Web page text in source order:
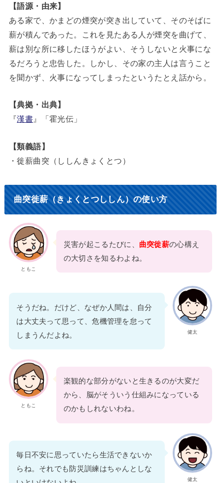
【語源・由来】
ある家で、かまどの煙突が突き出していて、そのそばに
薪が積んであった。これを見たある人が煙突を曲げて、
薪は別な所に移したほうがよい、そうしないと火事にな
るだろうと忠告した。しかし、その家の主人は言うこと
を聞かず、火事になってしまったというたとえ話から。
【典拠・出典】
『漢書 』「霍光伝」
【類義語】
・徙薪曲突（ししんきょくとつ）
曲突徙薪（きょくとつししん）の使い方
ともこ
災害が起こるたびに、 曲突徙薪の心構え
の大切さを知るわよね。
健太
そうだね。だけど、なぜか人間は、自分
は大丈夫って思って、危機管理を怠って
しまうんだよね。
ともこ
楽観的な部分がないと生きるのが大変だ
から、脳がそういう仕組みになっている
のかもしれないわね。
健太
毎日不安に思っていたら生活できないか
らね。それでも防災訓練はちゃんとしな